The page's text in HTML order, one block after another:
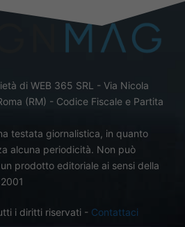
di WEB 365 SRL - Via Nicola
(RM) - Codice Fiscale e Partita
testata giornalistica, in quanto
alcuna periodicità. Non può
prodotto editoriale ai sensi della
i diritti riservati - Contattaci